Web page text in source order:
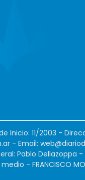
Inicio: 11/2003 -
- Email:
Pablo Dellazoppa
- FRANCISCO